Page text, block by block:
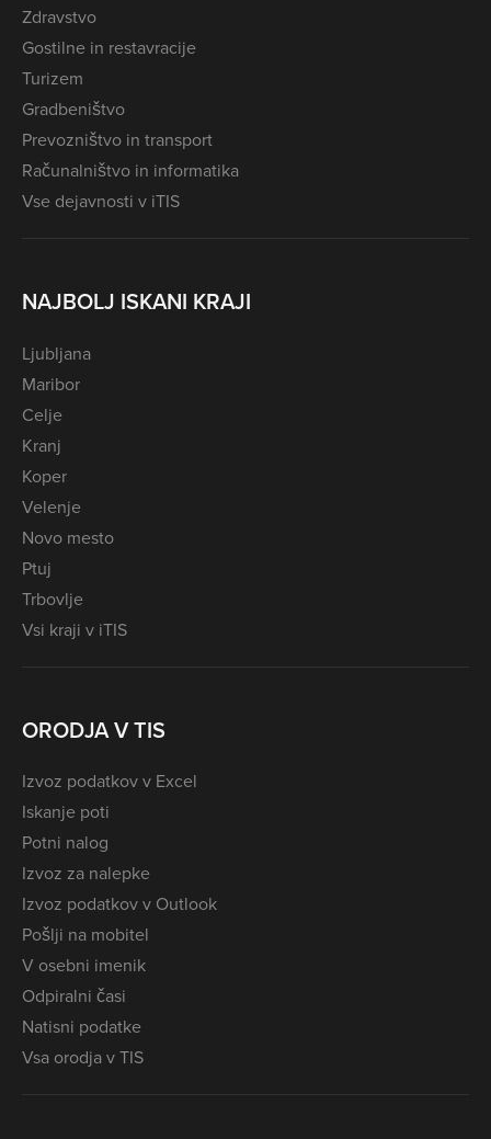
Zdravstvo
Gostilne in restavracije
Turizem
Gradbeništvo
Prevozništvo in transport
Računalništvo in informatika
Vse dejavnosti v iTIS
NAJBOLJ ISKANI KRAJI
Ljubljana
Maribor
Celje
Kranj
Koper
Velenje
Novo mesto
Ptuj
Trbovlje
Vsi kraji v iTIS
ORODJA V TIS
Izvoz podatkov v Excel
Iskanje poti
Potni nalog
Izvoz za nalepke
Izvoz podatkov v Outlook
Pošlji na mobitel
V osebni imenik
Odpiralni časi
Natisni podatke
Vsa orodja v TIS